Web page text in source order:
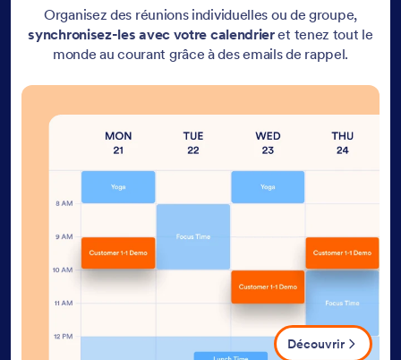
Organisez des réunions individuelles ou de groupe,
synchronisez-les avec votre calendrieret tenez tout le
monde au courant grâce à des emails de rappel.
Découvrir